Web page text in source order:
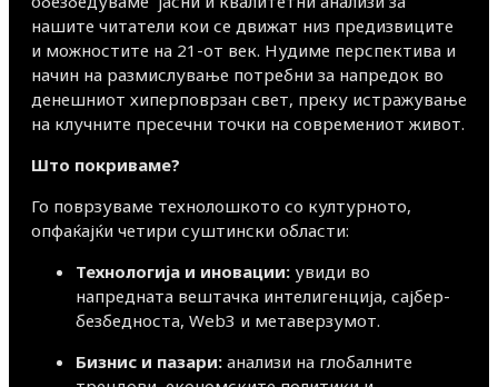
нашите читатели кои се движат низ предизвиците
и можностите на 21-от век. Нудиме перспектива и
начин на размислување потребни за напредок во
денешниот хиперповрзан свет, преку истражување
на клучните пресечни точки на современиот живот.
Што покриваме?
Го поврзуваме технолошкото со културното,
опфаќајќи четири суштински области:
Технологија и иновации: увиди во
напредната вештачка интелигенција, сајбер-
безбедноста, Web3 и метаверзумот.
Бизнис и пазари: анализи на глобалните